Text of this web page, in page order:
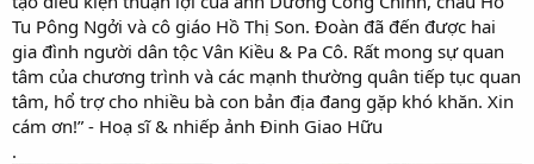
Tu Pông Ngởi và cô giáo Hồ Thị Son. Đoàn đã đến được hai
gia đình người dân tộc Vân Kiều & Pa Cô. Rất mong sự quan
tâm của chương trình và các mạnh thường quân tiếp tục quan
tâm, hổ trợ cho nhiều bà con bản địa đang gặp khó khăn. Xin
cám ơn!” - Hoạ sĩ & nhiếp ảnh Đinh Giao Hữu
.